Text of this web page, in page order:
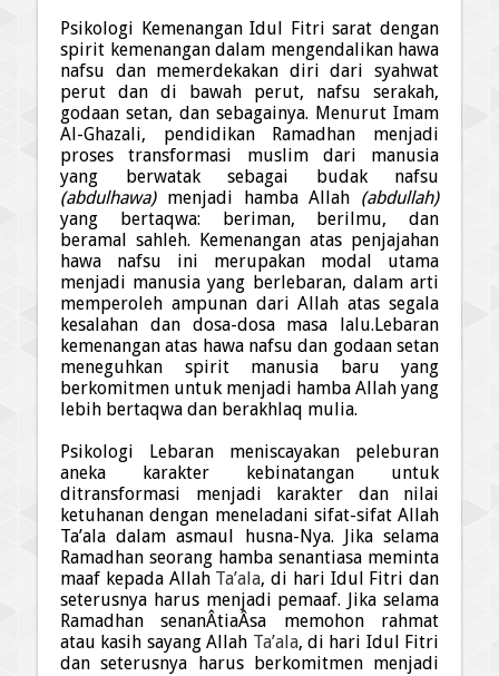
Psikologi Kemenangan Idul Fitri sarat dengan
spirit kemenangan dalam mengendalikan hawa
nafsu dan memerdekakan diri dari syahwat
perut dan di bawah perut, nafsu serakah,
godaan setan, dan sebagainya. Menurut Imam
Al-Ghazali, pendidikan Ramadhan menjadi
proses transformasi muslim dari manusia
yang berwatak sebagai budak nafsu
(abdulhawa) menjadi hamba Allah (abdullah)
yang bertaqwa: beriman, berilmu, dan
beramal sahleh. Kemenangan atas penjajahan
hawa nafsu
ini merupakan modal utama
menjadi manusia yang berlebaran, dalam arti
memperoleh ampunan dari Allah atas segala
kesalahan dan dosa-dosa masa lalu.Lebaran
kemenangan atas hawa nafsu dan godaan setan
meneguhkan spirit manusia baru yang
berkomitmen untuk menjadi hamba Allah yang
lebih bertaqwa dan berakhlaq mulia.
Psikologi Lebaran meniscayakan peleburan
aneka karakter kebinatangan untuk
ditransformasi menjadi karakter dan nilai
ketuhanan dengan meneladani sifat-sifat Allah
Ta’ala dalam asmaul husna-Nya. Jika selama
Ramadhan seorang hamba senantiasa meminta
maaf kepada Allah Ta’ala, di hari Idul Fitri dan
seterusnya harus menjadi pemaaf. Jika selama
Ramadhan senanÂ­tiaÂ­sa memohon rahmat
atau kasih sayang Allah Ta’ala, di hari Idul Fitri
dan seterusnya harus berkomitmen menjadi